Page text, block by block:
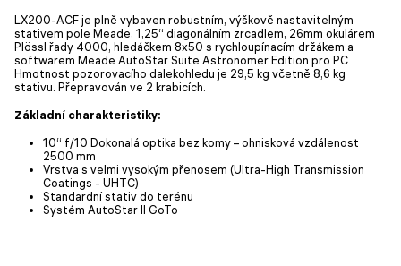
LX200-ACF je plně vybaven robustním, výškově nastavitelným
stativem pole Meade, 1,25“ diagonálním zrcadlem, 26mm okulárem
Plössl řady 4000, hledáčkem 8x50 s rychloupínacím držákem a
softwarem Meade AutoStar Suite Astronomer Edition pro PC.
Hmotnost pozorovacího dalekohledu je 29,5 kg včetně 8,6 kg
stativu. Přepravován ve 2 krabicích.
Základní charakteristiky:
10“ f/10 Dokonalá optika bez komy – ohnisková vzdálenost
2500 mm
Vrstva s velmi vysokým přenosem (Ultra-High Transmission
Coatings - UHTC)
Standardní stativ do terénu
Systém AutoStar II GoTo